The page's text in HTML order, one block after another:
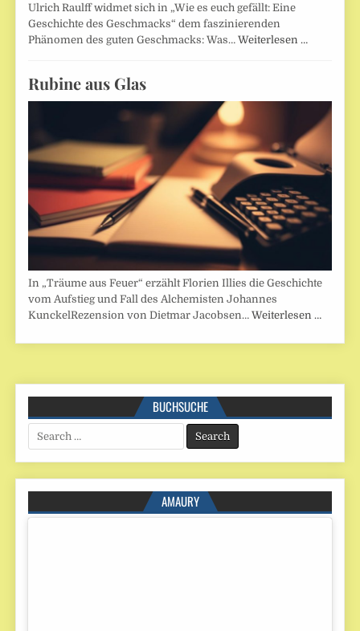
Ulrich Raulff widmet sich in „Wie es euch gefällt: Eine
Geschichte des Geschmacks“ dem faszinierenden
Phänomen des guten Geschmacks: Was…Weiterlesen …
Rubine aus Glas
In „Träume aus Feuer“ erzählt Florien Illies die Geschichte
vom Aufstieg und Fall des Alchemisten Johannes
KunckelRezension von Dietmar Jacobsen…Weiterlesen …
BUCHSUCHE
Search
for:
AMAURY